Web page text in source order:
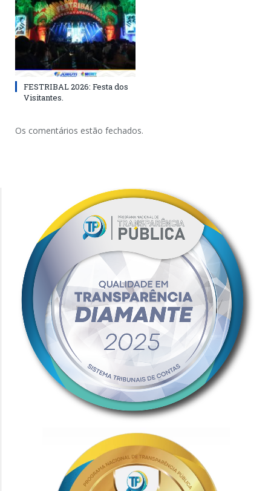
FESTRIBAL 2026: Festa dos
Visitantes.
Os comentários estão fechados.